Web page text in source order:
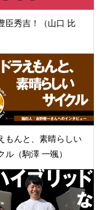
臣秀吉！（山口 比
もんと、素晴らしい
ル（駒澤 一颯）